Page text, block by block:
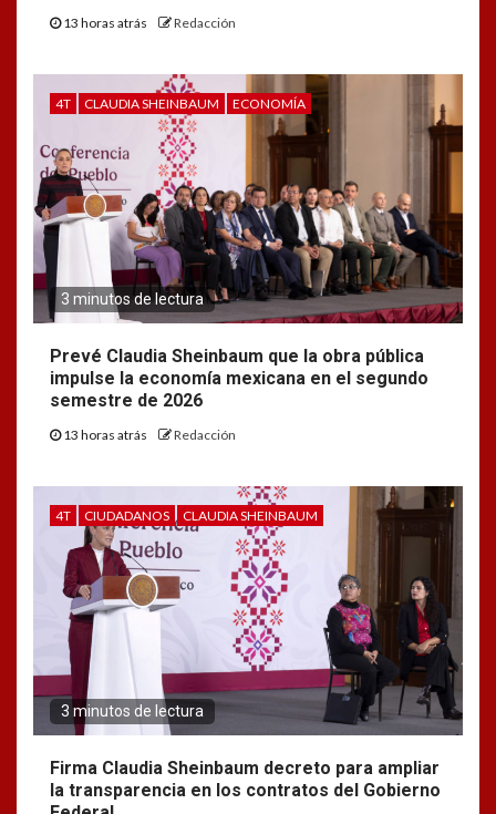
13 horas atrás Redacción
4T CLAUDIA SHEINBAUM ECONOMÍA
3 minutos de lectura
Prevé Claudia Sheinbaum que la obra pública
impulse la economía mexicana en el segundo
semestre de 2026
13 horas atrás Redacción
4T CIUDADANOS CLAUDIA SHEINBAUM
3 minutos de lectura
Firma Claudia Sheinbaum decreto para ampliar
la transparencia en los contratos del Gobierno